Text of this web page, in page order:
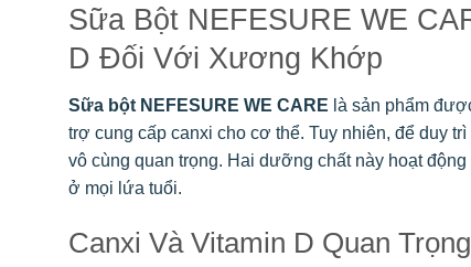
Sữa Bột NEFESURE WE
D Đối Với Xương Khớp
Sữa bột NEFESURE WE CARE là sản phẩm
trợ cung cấp canxi cho cơ thể. Tuy nhiên, để duy
vô cùng quan trọng. Hai dưỡng chất này hoạt
ở mọi lứa tuổi.
Canxi Và Vitamin D Quan